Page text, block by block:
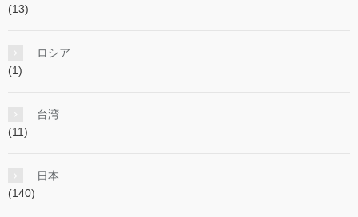
(13)
ロシア
(1)
台湾
(11)
日本
(140)